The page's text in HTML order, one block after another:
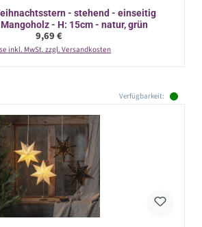
- stehend - einseitig
- H: 15cm - natur, grün
Regulärer Preis:
9,69 €
inkl. MwSt. zzgl. Versandkosten
Verfügbarkeit: